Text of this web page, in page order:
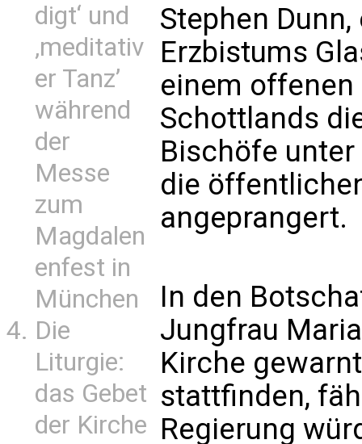
digt‘ und
‚meditativ
er Tanz’
während
der
Messe
zum
Magdalen
enfest in
München
Die
Liturgie:
das Gebet
der Kirche
Stephen
Erzbistums
einem
Schottlands
Bischöfe
die
angeprangert.
In den
Jungfrau
Kirche
stattfinden,
Regierung